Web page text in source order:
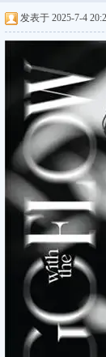
发表于 2025-7-4